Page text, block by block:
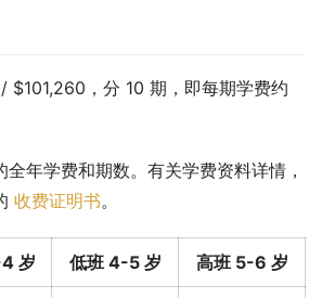
，分 10 期，即每期学费约
年学费和期数。有关学费资料详情，
收费证明书。
岁 低班 4-5 岁 高班 5-6 岁